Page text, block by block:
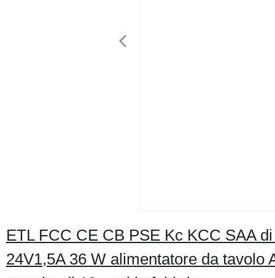
ETL FCC CE CB PSE Kc KCC SAA
24V1,5A 36 W alimentatore da tavolo